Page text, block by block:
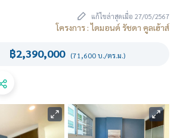
แก้ไขล่าสุดเมื่อ 27/05/2567
โครงการ : ไดมอนด์ รัชดา คูลเฮ้าส์
฿2,390,000 (71,600 บ./ตร.ม.)